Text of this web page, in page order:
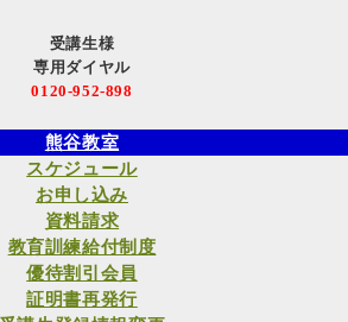
受講生様
専用ダイヤル
0120-952-898
熊谷教室
スケジュール
お申し込み
資料請求
教育訓練給付制度
優待割引会員
証明書再発行